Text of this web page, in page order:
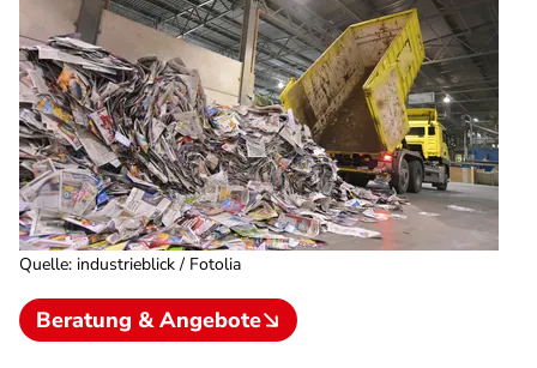
Quelle: industrieblick / Fotolia
Beratung & Angebote